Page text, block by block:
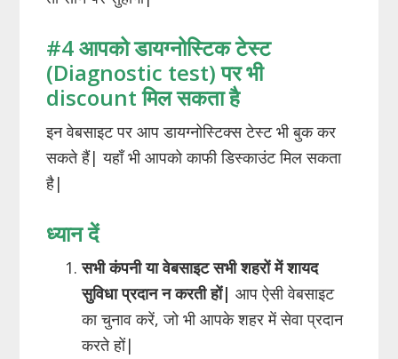
#4 आपको डायग्नोस्टिक टेस्ट
(Diagnostic test) पर भी
discount मिल सकता है
इन वेबसाइट पर आप डायग्नोस्टिक्स टेस्ट भी बुक कर
सकते हैं| यहाँ भी आपको काफी डिस्काउंट मिल सकता
है|
ध्यान दें
सभी कंपनी या वेबसाइट सभी शहरों में शायद
सुविधा प्रदान न करती हों| आप ऐसी वेबसाइट
का चुनाव करें, जो भी आपके शहर में सेवा प्रदान
करते हों|